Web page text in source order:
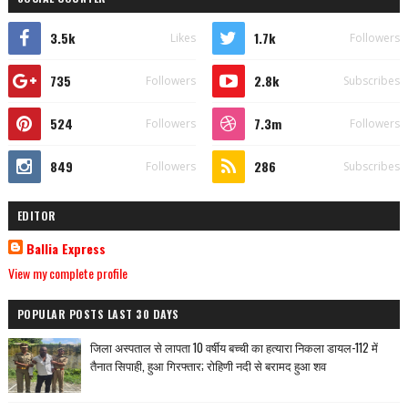
3.5k Likes 1.7k Followers
735 Followers 2.8k Subscribes
524 Followers 7.3m Followers
849 Followers 286 Subscribes
EDITOR
Ballia Express
View my complete profile
POPULAR POSTS LAST 30 DAYS
जिला अस्पताल से लापता 10 वर्षीय बच्ची का हत्यारा निकला डायल-112 में
तैनात सिपाही, हुआ गिरफ्तार; रोहिणी नदी से बरामद हुआ शव